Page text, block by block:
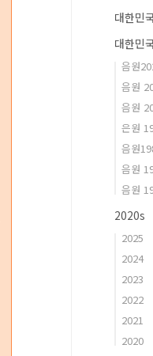
대한민
대한민
음원
음원
음원
은원
음원
음원
음원
2020s
2025
2024
2023
2022
2021
2020